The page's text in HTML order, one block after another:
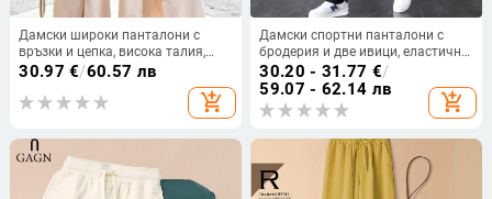
Дамски широки панталони с
връзки и цепка, висока талия,
летен модел 2026
30.97 €/60.57 лв
add_shopping_cart
Дамски спортни панталони с
бродерия и две ивици, еластични,
прави крачоли, средна талия,
ежедневни
30.20 - 31.77 €/
59.07 - 62.14 лв
add_shopping_cart